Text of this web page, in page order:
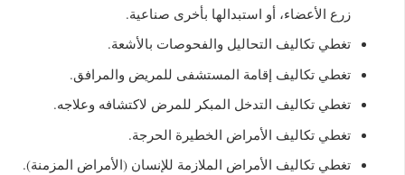
زرع الأعضاء، أو استبدالها بأخرى صناعية.
تغطي تكاليف التحاليل والفحوصات بالأشعة.
تغطي تكاليف إقامة المستشفى للمريض والمرافق.
تغطي تكاليف التدخل المبكر للمرض لاكتشافه وعلاجه.
تغطي تكاليف الأمراض الخطيرة الحرجة.
تغطي تكاليف الأمراض الملازمة للإنسان (الأمراض المزمنة).